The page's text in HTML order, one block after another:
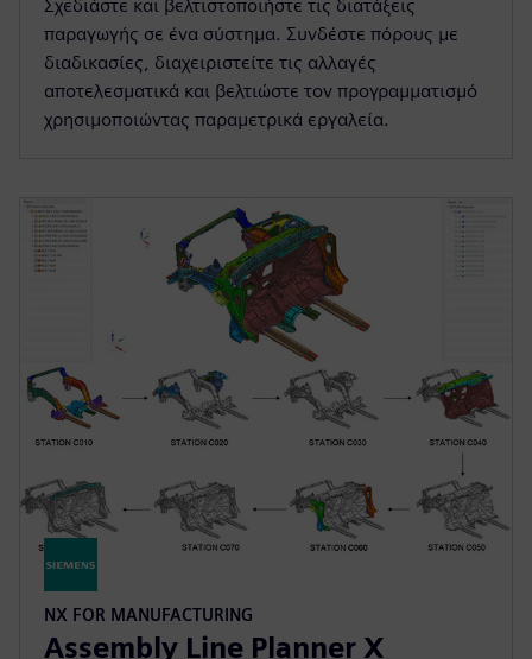
Σχεδιάστε και βελτιστοποιήστε τις διατάξεις
παραγωγής σε ένα σύστημα. Συνδέστε πόρους με
διαδικασίες, διαχειριστείτε τις αλλαγές
αποτελεσματικά και βελτιώστε τον προγραμματισμό
χρησιμοποιώντας παραμετρικά εργαλεία.
NX FOR MANUFACTURING
Assembly Line Planner X